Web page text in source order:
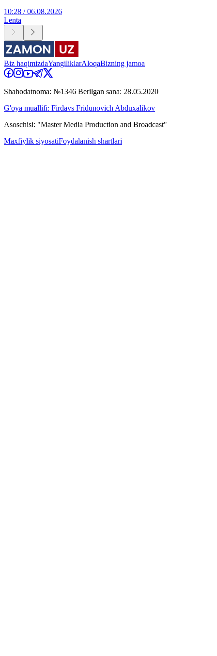
10:28 / 06.08.2026
Lenta
Biz haqimizdaYangiliklarAloqaBizning jamoa
Shahodatnoma: №1346 Berilgan sana: 28.05.2020
G'oya muallifi: Firdavs Fridunovich Abduxalikov
Asoschisi: "Master Media Production and Broadcast"
Maxfiylik siyosatiFoydalanish shartlari